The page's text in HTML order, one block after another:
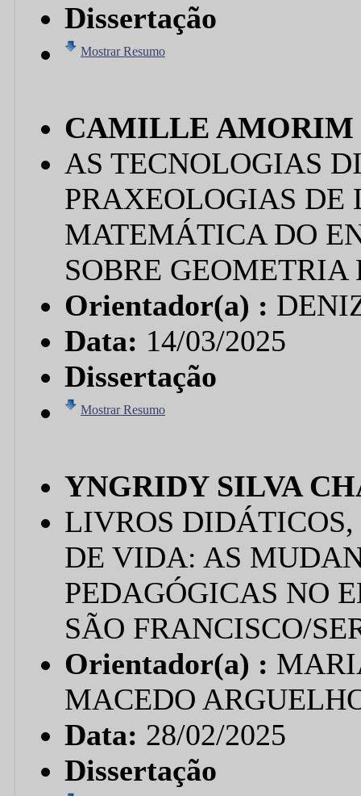
Dissertação
Mostrar Resumo
CAMILLE AMORIM
AS TECNOLOGIAS
PRAXEOLOGIAS DE
MATEMÁTICA DO
SOBRE GEOMETRIA
Orientador(a) :
Data: 14/03/2025
Dissertação
Mostrar Resumo
YNGRIDY SILVA
LIVROS DIDÁTICOS,
DE VIDA: AS
PEDAGÓGICAS NO
SÃO FRANCISCO/
Orientador(a) :
MACEDO
Data: 28/02/2025
Dissertação